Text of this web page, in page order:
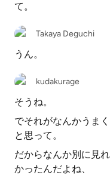
て。
Takaya Deguchi
うん。
kudakurage
そうね。
でそれがなんかうま
と思って。
だからなんか別に見
かったんだよね、